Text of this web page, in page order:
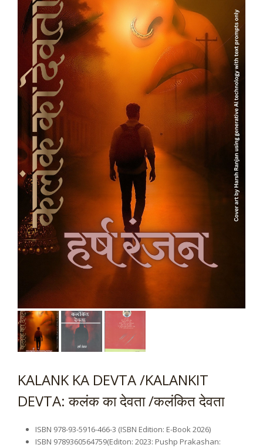
KALANK KA DEVTA /KALANKIT
DEVTA: कलंक का देवता /कलंकित देवता
ISBN 978-93-5916-466-3 (ISBN Edition: E-Book 2026)
ISBN 9789360564759(Editon: 2023: Pushp Prakashan: